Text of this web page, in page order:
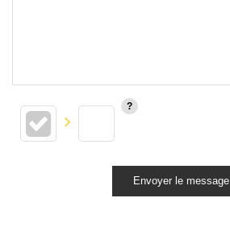
Envoyer le message